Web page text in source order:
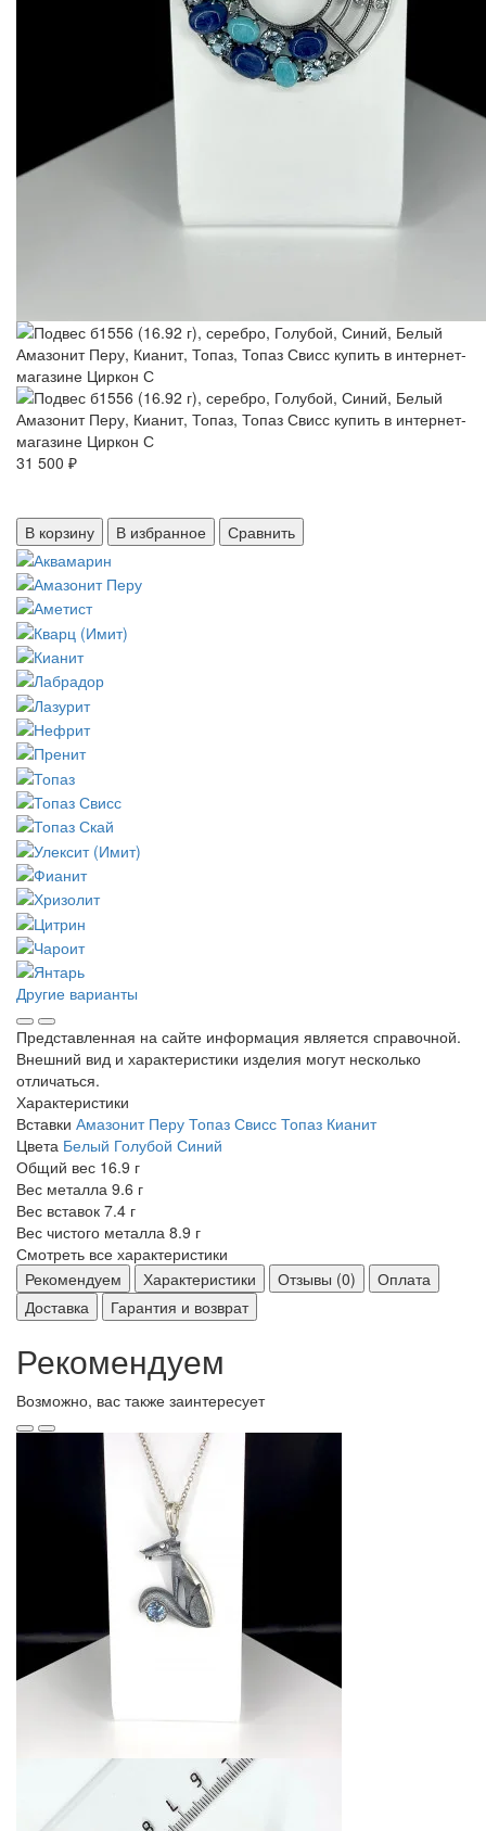
31 500 ₽
В корзину В избранное Сравнить
Другие варианты
Представленная на сайте информация является справочной.
Внешний вид и характеристики изделия могут несколько
отличаться.
Характеристики
Вставки Амазонит Перу Топаз Свисс Топаз Кианит
Цвета Белый Голубой Синий
Общий вес 16.9 г
Вес металла 9.6 г
Вес вставок 7.4 г
Вес чистого металла 8.9 г
Смотреть все характеристики
Рекомендуем
Характеристики Отзывы (0)
Оплата
Доставка
Гарантия и возврат
Рекомендуем
Возможно, вас также заинтересует